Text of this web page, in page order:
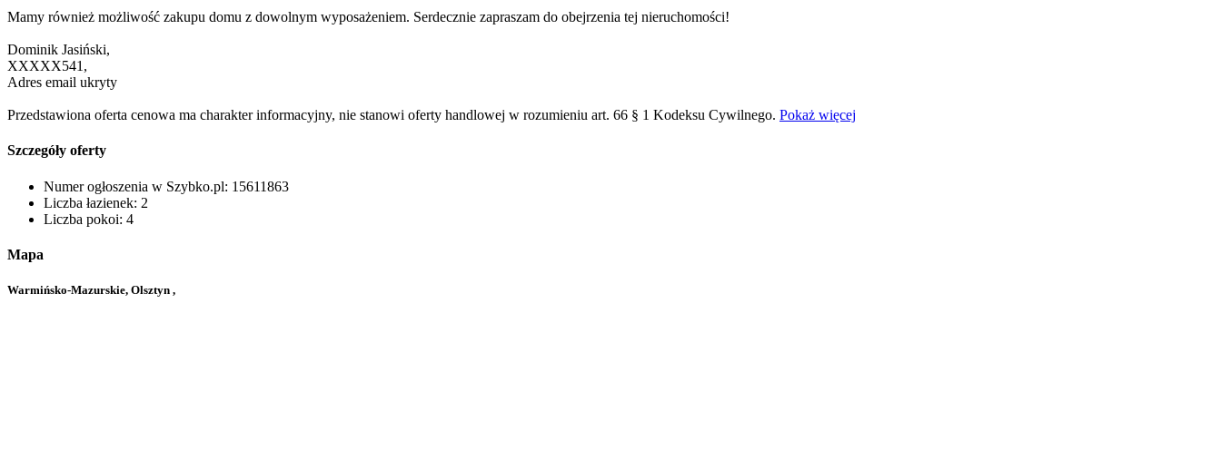
Mamy również możliwość zakupu domu z dowolnym wyposażeniem. Serdecznie zapraszam do obejrzenia tej nieruchomości!
Dominik Jasiński,
XXXXX541 ,
Adres email ukryty
Przedstawiona oferta cenowa ma charakter informacyjny, nie stanowi oferty handlowej w rozumieniu art. 66 § 1 Kodeksu Cywilnego. Pokaż więcej
Szczegóły oferty
Numer ogłoszenia w Szybko.pl: 15611863
Liczba łazienek: 2
Liczba pokoi: 4
Mapa
Warmińsko-Mazurskie, Olsztyn ,